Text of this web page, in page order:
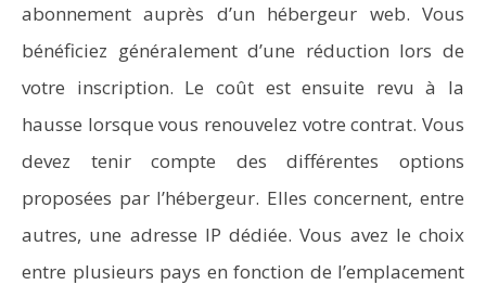
abonnement auprès d’un hébergeur web. Vous
bénéficiez généralement d’une réduction lors de
votre inscription. Le coût est ensuite revu à la
hausse lorsque vous renouvelez votre contrat. Vous
devez tenir compte des différentes options
proposées par l’hébergeur. Elles concernent, entre
autres, une adresse IP dédiée. Vous avez le choix
entre plusieurs pays en fonction de l’emplacement